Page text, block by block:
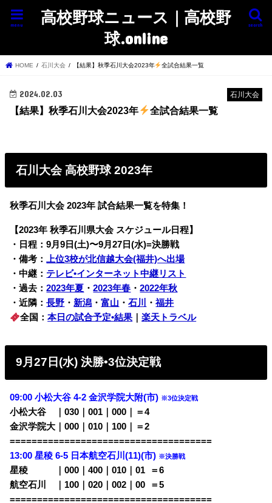
高校野球ニュース｜高校野
球.online
search
menu
HOME 石川大会 【結果】秋季石川大会2023年 全試合結果一覧
石川大会
2024.02.03
【結果】秋季石川大会2023年 全試合結果一覧
石川大会 高校野球 2023年
秋季石川大会 2023年 試合結果一覧を特集！
【2023年 秋季石川県大会 スケジュール日程】
・日程：9月9日(土)〜9月27日(水)=決勝戦
・備考：
上位3校が北信越大会(福井)へ出場
・中継： テレビ•インターネット中継リスト
・過去：2023年夏 ・2023年春 ・2022年秋
・近隣：長野 ・ 新潟 ・富山 ・石川 ・福井
全国：本日の試合予定•結果 ｜楽天トラベル
9月27日(水) 決勝•3位決定戦
09:00 小松大谷 4-2 金沢学院大附(市) ※3位決定戦
小松大谷 ｜030｜001｜000｜＝4
金沢学院大｜000｜010｜100｜＝2
=====================================
13:00 星稜 6-5 日本航空石川(11)(市) ※決勝戦
星稜 ｜000｜400｜010｜01
＝6
航空石川 ｜100｜020｜002｜00
＝5
=====================================